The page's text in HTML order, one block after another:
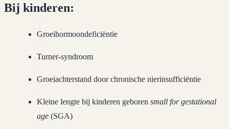
Bij kinderen:
Groeihormoondeficiëntie
Turner-syndroom
Groeiachterstand door chronische nierinsufficiëntie
Kleine lengte bij kinderen geboren small for gestational
age (SGA)